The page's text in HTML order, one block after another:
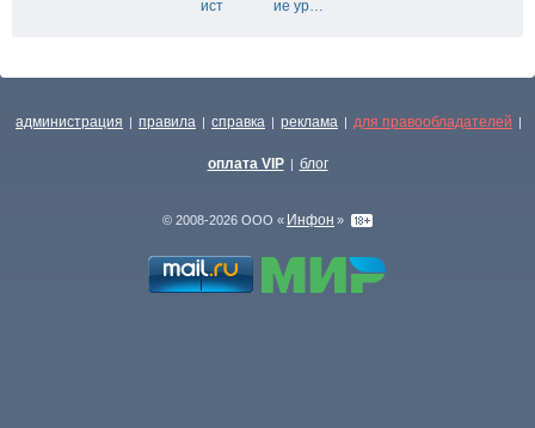
ист
ие ур…
администрация | правила | справка | реклама | для правообладателей |
оплата VIP | блог
© 2008-2026 ООО « Инфон »